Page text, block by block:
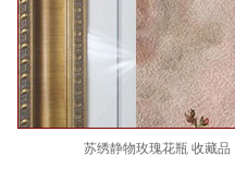
苏绣静物玫瑰花瓶 收藏品